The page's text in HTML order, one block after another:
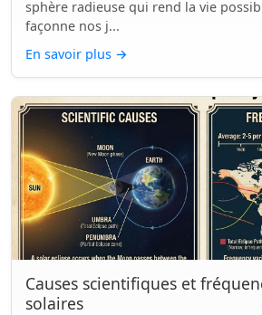
sphère radieuse qui rend la vie
façonne nos j...
En savoir plus →
Causes scientifiques et
solaires